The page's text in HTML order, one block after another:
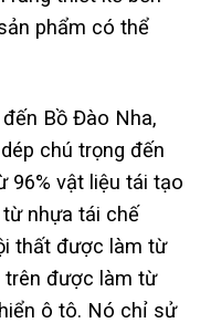
phẩm có thể
Bồ Đào Nha,
chú trọng đến
96% vật liệu tái tạo
nhựa tái chế
thất được làm từ
trên được làm từ
ô tô. Nó chỉ sử